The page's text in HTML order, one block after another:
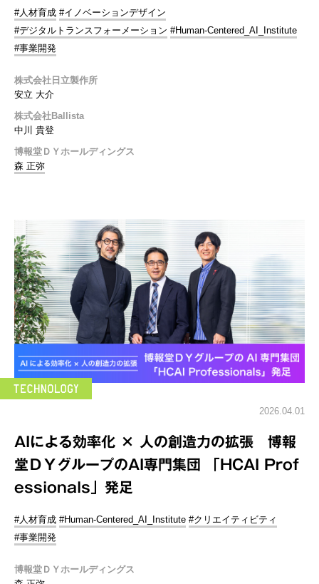
#人材育成 #イノベーションデザイン
#デジタルトランスフォーメーション #Human-Centered_AI_Institute
#事業開発
株式会社日立製作所
安立 大介
株式会社Ballista
中川 貴登
博報堂ＤＹホールディングス
森 正弥
2026.04.01
AIによる効率化 × 人の創造力の拡張 博報
堂ＤＹグループのAI専門集団 「HCAI Prof
essionals」発足
#人材育成 #Human-Centered_AI_Institute #クリエイティビティ
#事業開発
博報堂ＤＹホールディングス